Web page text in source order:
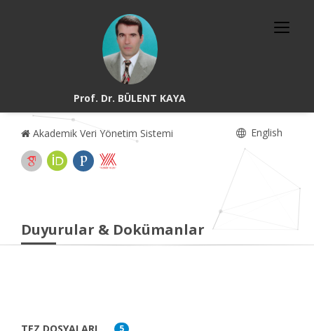
Prof. Dr. BÜLENT KAYA
Akademik Veri Yönetim Sistemi English
Duyurular & Dokümanlar
5